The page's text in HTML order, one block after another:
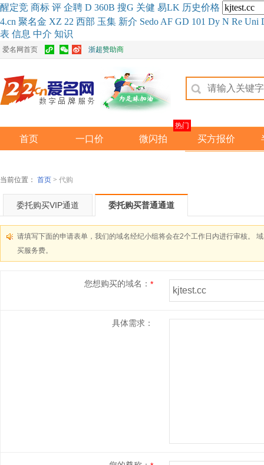
醒定竞 商标 评 企聘 D 360B 搜G 关健 易LK 历史价格
4.cn 聚名金 XZ 22 西部 玉集 新介 Sedo AF GD 101 Dy N Re Uni
表 信息 中介 知识